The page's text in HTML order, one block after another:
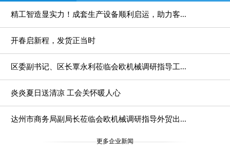
精工智造显实力！成套生产设备顺利启运，助力客...
开春启新程，发货正当时
区委副书记、区长覃永利莅临会欧机械调研指导工...
炎炎夏日送清凉 工会关怀暖人心
达州市商务局副局长莅临会欧机械调研指导外贸出...
更多企业新闻